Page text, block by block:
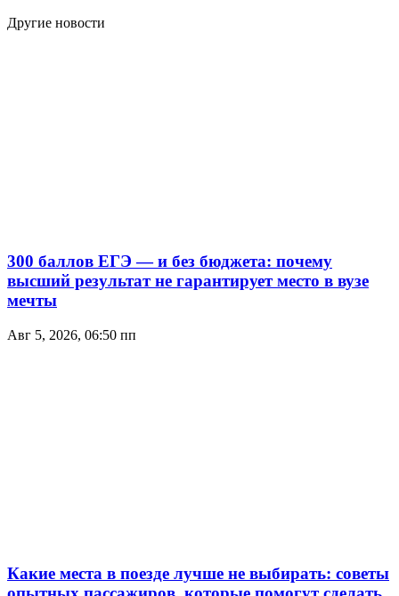
Другие новости
300 баллов ЕГЭ — и без бюджета: почему
высший результат не гарантирует место в вузе
мечты
Авг 5, 2026, 06:50 пп
Какие места в поезде лучше не выбирать: советы